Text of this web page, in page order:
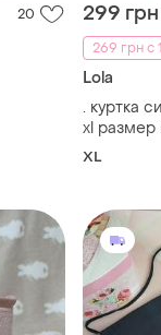
20 299 грн
269 грн с
Lola
. куртка сине-розовая зимняя,
xl размер
XL